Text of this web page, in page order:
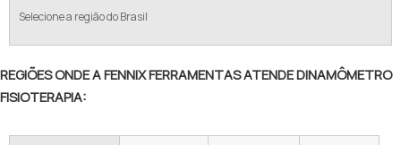
Selecione a região do Brasil
REGIÕES ONDE A FENNIX FERRAMENTAS ATENDE DINAMÔMETRO
FISIOTERAPIA: